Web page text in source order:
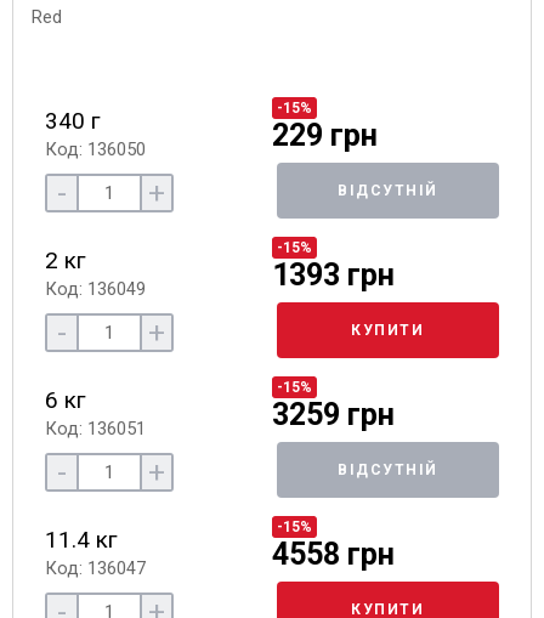
340 г
Код: 136050
-15%
229 грн
- + ВІДСУТНІЙ
2 кг
Код: 136049
-15%
1393 грн
- + КУПИТИ
6 кг
Код: 136051
-15%
3259 грн
- + ВІДСУТНІЙ
11.4 кг
Код: 136047
-15%
4558 грн
КУПИТИ